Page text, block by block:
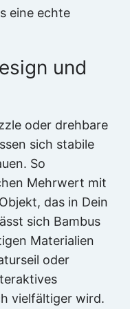
eine echte
und
oder drehbare
sich stabile
So
Mehrwert mit
das in Dein
sich Bambus
Materialien
oder
vielfältiger wird.